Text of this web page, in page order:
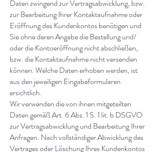
Daten zwingend zur Vertragsabwicklung, bzw.
zur Bearbeitung Ihrer Kontaktaufnahme oder
Eröffnung des Kundenkontos benötigen und
Sie ohne deren Angabe die Bestellung und/
oder die Kontoeröffnung nicht abschließen,
bzw. die Kontaktaufnahme nicht versenden
können. Welche Daten erhoben werden, ist
aus den jeweiligen Eingabeformularen
ersichtlich.
Wir verwenden die von ihnen mitgeteilten
Daten gemäß Art. 6 Abs. 1 S. 1 lit. b DSGVO
zur Vertragsabwicklung und Bearbeitung Ihrer
Anfragen. Nach vollständiger Abwicklung des
Vertrages oder Löschung Ihres Kundenkontos